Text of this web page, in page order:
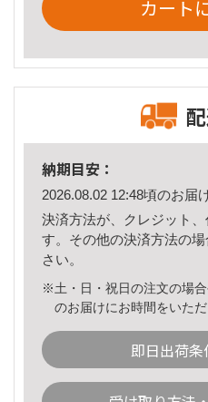
カート
納期目安：
2026.08.02 12:48頃のお届
決済方法が、クレジット
す。その他の決済方法の場
さい。
※土・日・祝日の注文の場
のお届けにお時間をいた
即日出荷